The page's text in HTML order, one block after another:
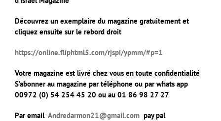
Découvrez un exemplaire du magazine gratuitement et
cliquez ensuite sur le rebord droit
https://online.fliphtml5.com/rjspi/ypmm/#p=1
Votre magazine est livré chez vous en toute confidentialité
S’abonner au magazine par téléphone ou par whats app
00972 (0) 54 254 45 20 ou au 01 86 98 27 27
Par email Andredarmon21@gmail.com pay pal